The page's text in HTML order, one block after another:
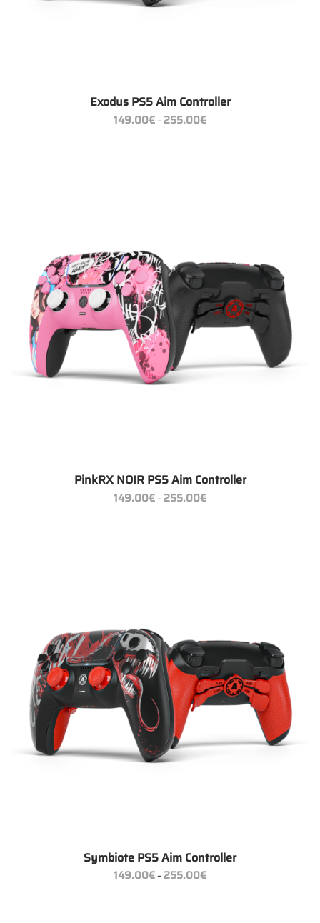
Exodus PS5 Aim Controller
149.00€– 255.00€Preisspanne:
149.00€
PinkRX NOIR PS5 Aim Controller
149.00€– 255.00€Preisspanne:
149.00€
Symbiote PS5 Aim Controller
149.00€– 255.00€Preisspanne:
149.00€